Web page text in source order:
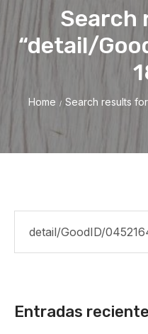
Search
“detail/
Home / Search results
Entradas